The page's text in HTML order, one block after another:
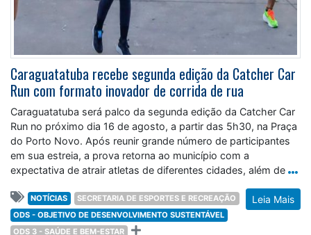
Caraguatatuba recebe segunda edição da Catcher Car
Run com formato inovador de corrida de rua
Caraguatatuba será palco da segunda edição da Catcher Car
Run no próximo dia 16 de agosto, a partir das 5h30, na Praça
do Porto Novo. Após reunir grande número de participantes
em sua estreia, a prova retorna ao município com a
expectativa de atrair atletas de diferentes cidades, além de
Leia Mais
NOTÍCIAS
SECRETARIA DE ESPORTES E RECREAÇÃO
ODS - OBJETIVO DE DESENVOLVIMENTO SUSTENTÁVEL
ODS 3 - SAÚDE E BEM-ESTAR